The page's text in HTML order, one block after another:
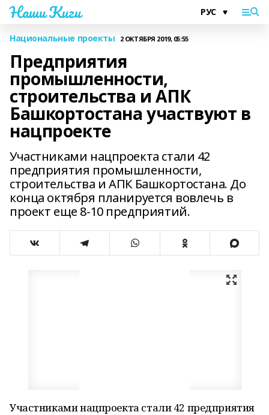
Наши Киги
Национальные проекты 2 ОКТЯБРЯ 2019, 05:55
Предприятия
промышленности,
строительства и АПК
Башкортостана участвуют в
нацпроекте
Участниками нацпроекта стали 42
предприятия промышленности,
строительства и АПК Башкортостана. До
конца октября планируется вовлечь в
проект еще 8-10 предприятий.
Участниками нацпроекта стали 42 предприятия